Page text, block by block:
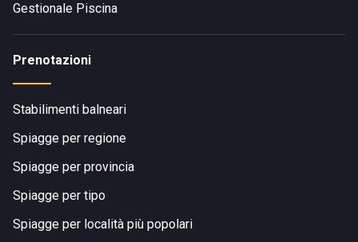
Gestionale Piscina
Prenotazioni
Stabilimenti balneari
Spiagge per regione
Spiagge per provincia
Spiagge per tipo
Spiagge per località più popolari